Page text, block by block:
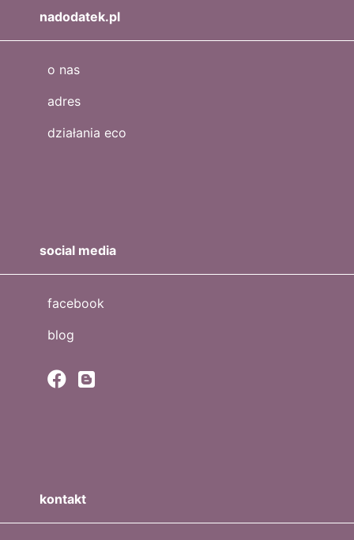
nadodatek.pl
o nas
adres
działania eco
social media
facebook
blog
kontakt